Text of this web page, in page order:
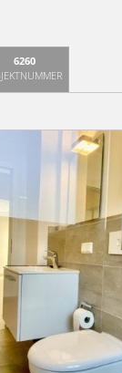
6260